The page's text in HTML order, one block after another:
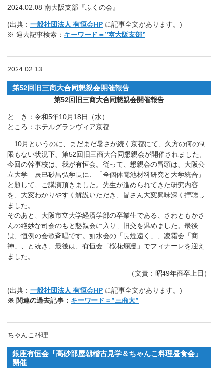
2024.02.08 南大阪支部『ふくの会』
(出典： 一般社団法人 有恒会HP に記事全文があります。)
※ 過去記事検索： キーワード＝”南大阪支部”
2024.02.13
第52回旧三商大合同懇親会開催報告
第52回旧三商大合同懇親会開催報告
と き：令和5年10月18日（水）
ところ：ホテルグランヴィア京都
10月というのに、まだまだ暑さが続く京都にて、久方の何の制
限もない状況下、第52回旧三商大合同懇親会が開催されました。
今回の幹事校は、我が有恒会。従って、懇親会の冒頭は、大阪公
立大学 辰巳砂昌弘学長に、「全個体電池材料研究と大学統合」
と題して、ご講演頂きました。先生が進められてきた研究内容
を、大変わかりやすく解説いただき、皆さん大変興味深く拝聴し
ました。
そのあと、大阪市立大学経済学部の卒業生である、さわともかさ
んの絶妙な司会のもと懇親会に入り、旧交を温めました。最後
は、恒例の会歌斉唱です。如水会の「長煙遠く」、凌霜会「商
神」、と続き、最後は、有恒会「桜花爛漫」でフィナーレを迎え
ました。
（文責：昭49年商卒上田）
(出典： 一般社団法人 有恒会HP に記事全文があります。)
※ 関連の過去記事： キーワード＝”三商大”
ちゃんこ料理
銀座有恒会「高砂部屋朝稽古見学＆ちゃんこ料理昼食会」
開催